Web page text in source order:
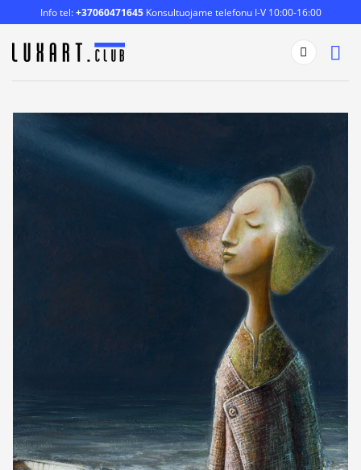
to
content
Info tel:+37060471645Konsultuojame telefonu I-V 10:00-16:00